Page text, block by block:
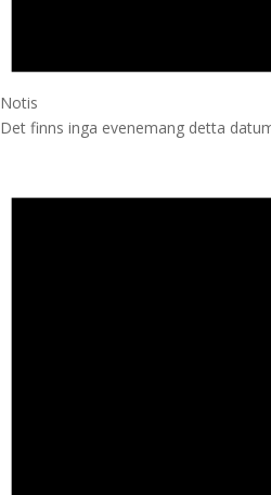
Notis
Det finns inga evenemang detta